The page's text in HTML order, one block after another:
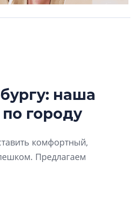
наша
городу
комфортный,
Предлагаем
Роман
перемен в ЖК
даже
Девелопер
электромобиль